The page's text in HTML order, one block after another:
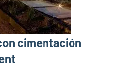
cimentación